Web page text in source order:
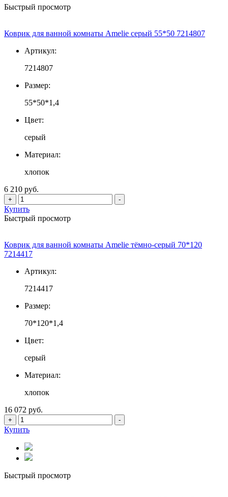
Быстрый просмотр
Коврик для ванной комнаты Amelie серый 55*50 7214807
Артикул:
7214807
Размер:
55*50*1,4
Цвет:
серый
Материал:
хлопок
6 210 руб.
+ -
Купить
Быстрый просмотр
Коврик для ванной комнаты Amelie тёмно-серый 70*120
7214417
Артикул:
7214417
Размер:
70*120*1,4
Цвет:
серый
Материал:
хлопок
16 072 руб.
+ -
Купить
Быстрый просмотр